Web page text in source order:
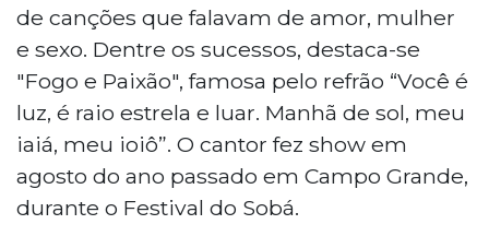
de canções que falavam de amor, mulher
e sexo. Dentre os sucessos, destaca-se
"Fogo e Paixão", famosa pelo refrão “Você é
luz, é raio estrela e luar. Manhã de sol, meu
iaiá, meu ioiô”. O cantor fez show em
agosto do ano passado em Campo Grande,
durante o Festival do Sobá.